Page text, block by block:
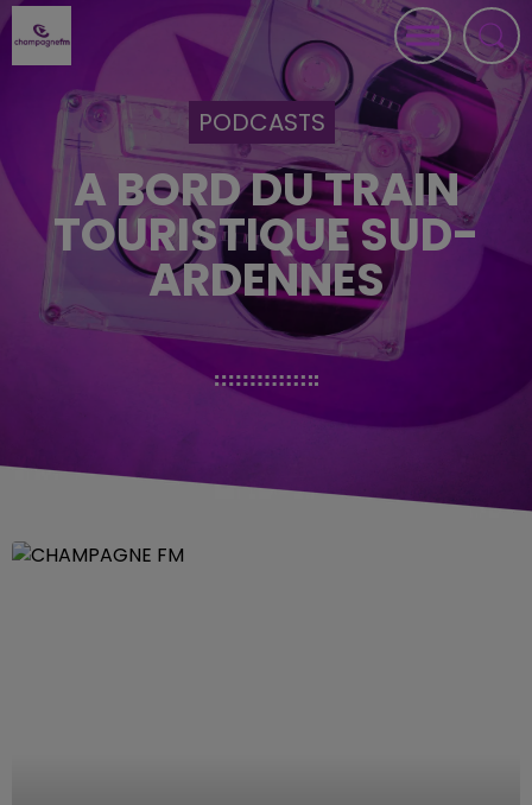
PODCASTS
A BORD DU TRAIN
TOURISTIQUE SUD-
ARDENNES